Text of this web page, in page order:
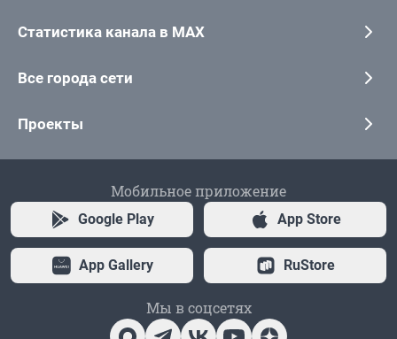
Статистика канала в MAX
Все города сети
Проекты
Мобильное приложение
Google Play App Store
App Gallery RuStore
Мы в соцсетях